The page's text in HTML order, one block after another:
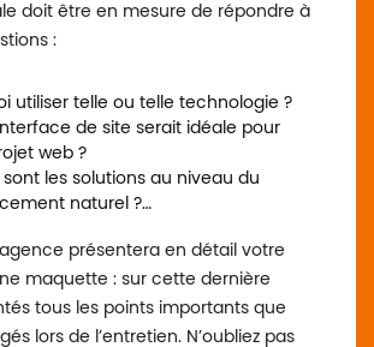
doit être en mesure de répondre à
:
utiliser telle ou telle technologie ?
de site serait idéale pour
web ?
sont les solutions au niveau du
naturel ?…
présentera en détail votre
maquette : sur cette dernière
tous les points importants que
lors de l’entretien. N’oubliez pas